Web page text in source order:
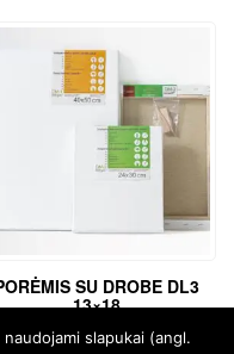
SU DROBE DL3
13×18
€ 4,93
slapukai (angl.